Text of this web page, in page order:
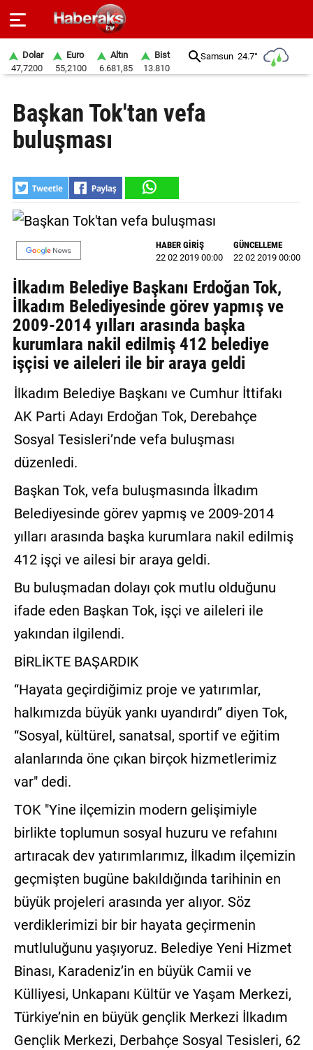
SPOR
YAŞAM
EKONOMİ
BELEDİYELER
SAĞLIK
EĞİTİM
GALERİ
VİDEO
YAZARLAR
BİZE
ULAŞIN
Künye
İletişim
Gizlilik
Sözleşmesi
Sözleşmesi
Dolar
47,7200
Euro
55,2100
Altın
6.681,85
Bist
13.810
Samsun 24.7°
Başkan Tok'tan vefa
buluşması
HABER GİRİŞ
22 02 2019 00:00
GÜNCELLEME
22 02 2019 00:00
İlkadım Belediye Başkanı Erdoğan Tok,
İlkadım Belediyesinde görev yapmış ve
2009-2014 yılları arasında başka
kurumlara nakil edilmiş 412 belediye
işçisi ve aileleri ile bir araya geldi
İlkadım Belediye Başkanı ve Cumhur İttifakı
AK Parti Adayı Erdoğan Tok, Derebahçe
Sosyal Tesisleri’nde vefa buluşması
düzenledi.
Başkan Tok, vefa buluşmasında İlkadım
Belediyesinde görev yapmış ve 2009-2014
yılları arasında başka kurumlara nakil edilmiş
412 işçi ve ailesi bir araya geldi.
Bu buluşmadan dolayı çok mutlu olduğunu
ifade eden Başkan Tok, işçi ve aileleri ile
yakından ilgilendi.
BİRLİKTE BAŞARDIK
“Hayata geçirdiğimiz proje ve yatırımlar,
halkımızda büyük yankı uyandırdı” diyen Tok,
“Sosyal, kültürel, sanatsal, sportif ve eğitim
alanlarında öne çıkan birçok hizmetlerimiz
var" dedi.
TOK "Yine ilçemizin modern gelişimiyle
birlikte toplumun sosyal huzuru ve refahını
artıracak dev yatırımlarımız, İlkadım ilçemizin
geçmişten bugüne bakıldığında tarihinin en
büyük projeleri arasında yer alıyor. Söz
verdiklerimizi bir bir hayata geçirmenin
mutluluğunu yaşıyoruz. Belediye Yeni Hizmet
Binası, Karadeniz’in en büyük Camii ve
Külliyesi, Unkapanı Kültür ve Yaşam Merkezi,
Türkiye’nin en büyük gençlik Merkezi İlkadım
Gençlik Merkezi, Derbahçe Sosyal Tesisleri, 62